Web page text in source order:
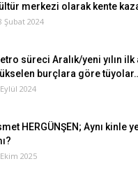
merkezi olarak kente
Şubat 2024
süreci Aralık/yeni yılın ilk
burçlara göre
2024
HERGÜNŞEN; Aynı kinle
2025